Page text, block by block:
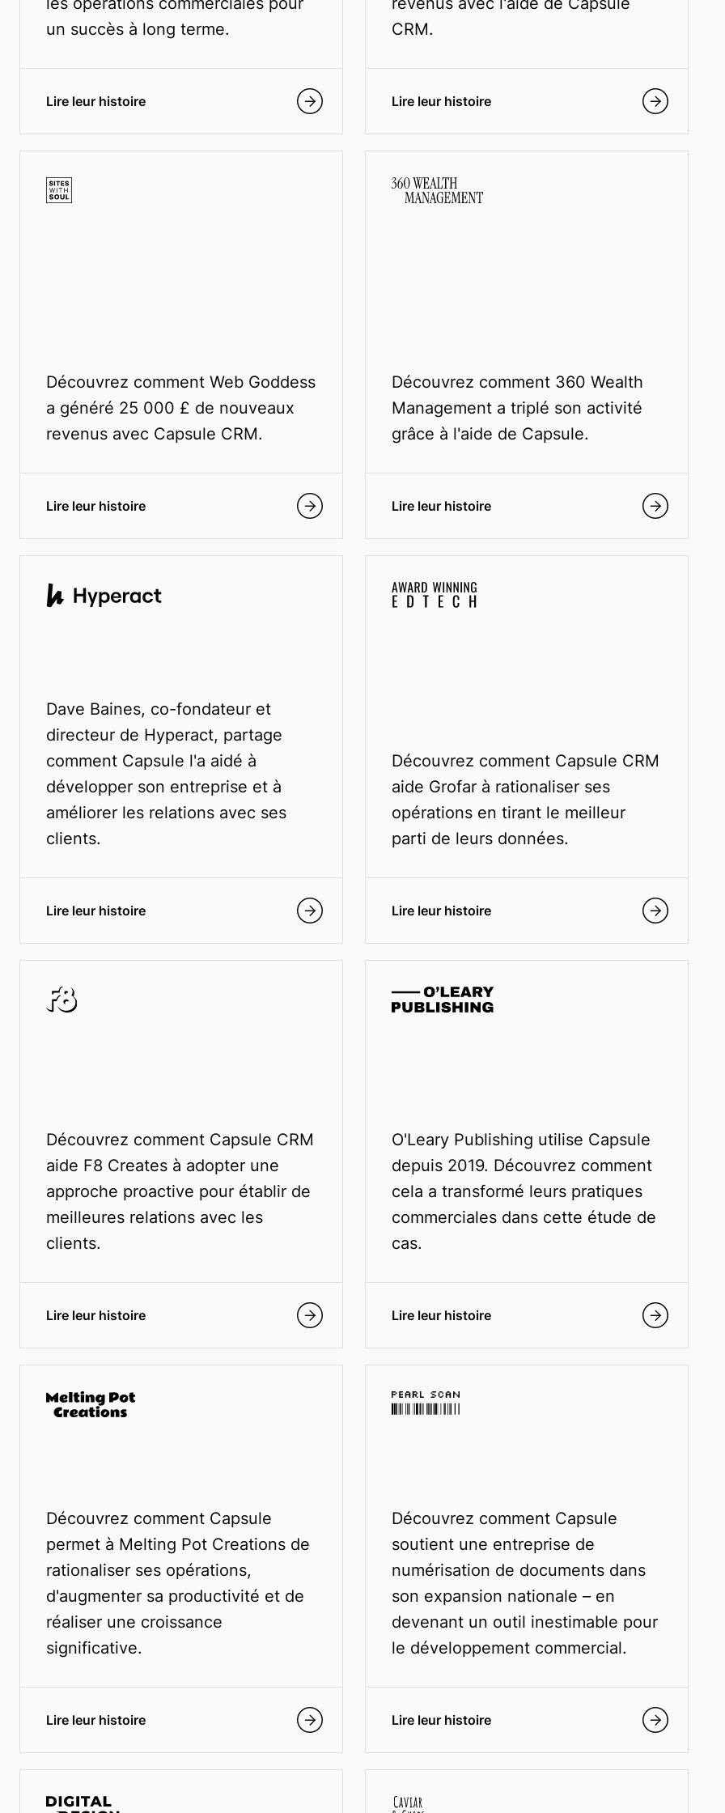
un succès à long terme.
Lire leur histoire
CRM.
Lire leur histoire
Découvrez comment Web Goddess
a généré 25 000 £ de nouveaux
revenus avec Capsule CRM.
Lire leur histoire
Découvrez comment 360 Wealth
Management a triplé son activité
grâce à l'aide de Capsule.
Lire leur histoire
Dave Baines, co-fondateur et
directeur de Hyperact, partage
comment Capsule l'a aidé à
développer son entreprise et à
améliorer les relations avec ses
clients.
Lire leur histoire
Découvrez comment Capsule CRM
aide Grofar à rationaliser ses
opérations en tirant le meilleur
parti de leurs données.
Lire leur histoire
Découvrez comment Capsule CRM
aide F8 Creates à adopter une
approche proactive pour établir de
meilleures relations avec les
clients.
Lire leur histoire
O'Leary Publishing utilise Capsule
depuis 2019. Découvrez comment
cela a transformé leurs pratiques
commerciales dans cette étude de
cas.
Lire leur histoire
Découvrez comment Capsule
permet à Melting Pot Creations de
rationaliser ses opérations,
d'augmenter sa productivité et de
réaliser une croissance
significative.
Lire leur histoire
Découvrez comment Capsule
soutient une entreprise de
numérisation de documents dans
son expansion nationale – en
devenant un outil inestimable pour
le développement commercial.
Lire leur histoire